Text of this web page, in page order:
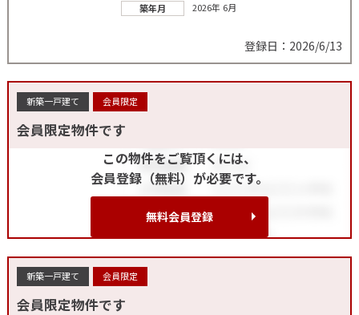
築年月
2026年 6月
登録日：2026/6/13
新築一戸建て 会員限定
会員限定物件です
この物件をご覧頂くには、
会員登録（無料）が必要です。
無料会員登録
新築一戸建て 会員限定
会員限定物件です